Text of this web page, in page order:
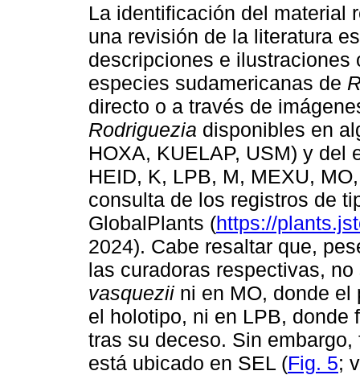
La identificación del material
una revisión de la literatura
descripciones e
especies sudamericanas de
directo o a través de
Rodriguezia disponibles en
HOXA, KUELAP, USM) y del
HEID, K, LPB, M, MEXU,
consulta de los registros de
GlobalPlants (https://
2024). Cabe resaltar que,
las curadoras respectivas,
vasquezii ni en MO, donde
el holotipo, ni en LPB, donde
tras su deceso. Sin
está ubicado en SEL (Fig. 5;